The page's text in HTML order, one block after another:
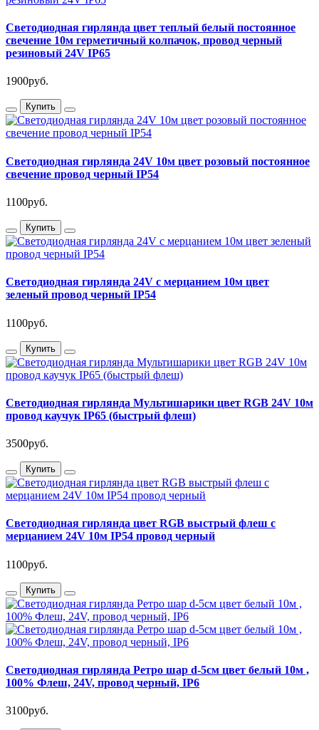
Светодиодная гирлянда цвет теплый белый постоянное
свечение 10м герметичный колпачок, провод черный
резиновый 24V IP65
1900руб.
Купить
Светодиодная гирлянда 24V 10м цвет розовый постоянное
свечение провод черный IP54
1100руб.
Купить
Светодиодная гирлянда 24V с мерцанием 10м цвет
зеленый провод черный IP54
1100руб.
Купить
Светодиодная гирлянда Мультишарики цвет RGB 24V 10м
провод каучук IP65 (быстрый флеш)
3500руб.
Купить
Светодиодная гирлянда цвет RGB выстрый флеш с
мерцанием 24V 10м IP54 провод черный
1100руб.
Купить
Cветодиодная гирлянда Ретро шар d-5см цвет белый 10м ,
100% Флеш, 24V, провод черный, IP6
3100руб.